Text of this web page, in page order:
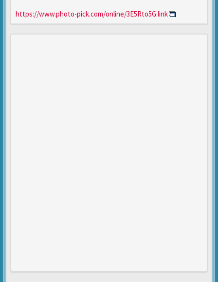
https://www.photo-pick.com/online/3E5Rto5G.link